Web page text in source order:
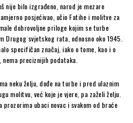
nije bilo izgrađeno, narod je mezare
posjećivao, učio Fatihe i molitve za
dobrovoljne priloge kojim se turbe
Drugog svjetskog rata, odnosno oko 1945.
specifičan značaj, iako o tome, kao i o
preciznijih podataka.
neku želju, dođe na turbe i pred ulaznim
molitvu, već koje je vjere, pa zaželi želju.
ubaci novac i svakom od braće